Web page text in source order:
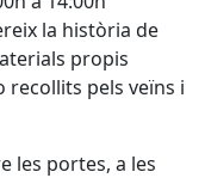
la història de
propis
recollits pels veïns i
les portes, a les